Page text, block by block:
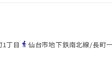
丁目 directions_walk 仙台市地下鉄南北線/長町